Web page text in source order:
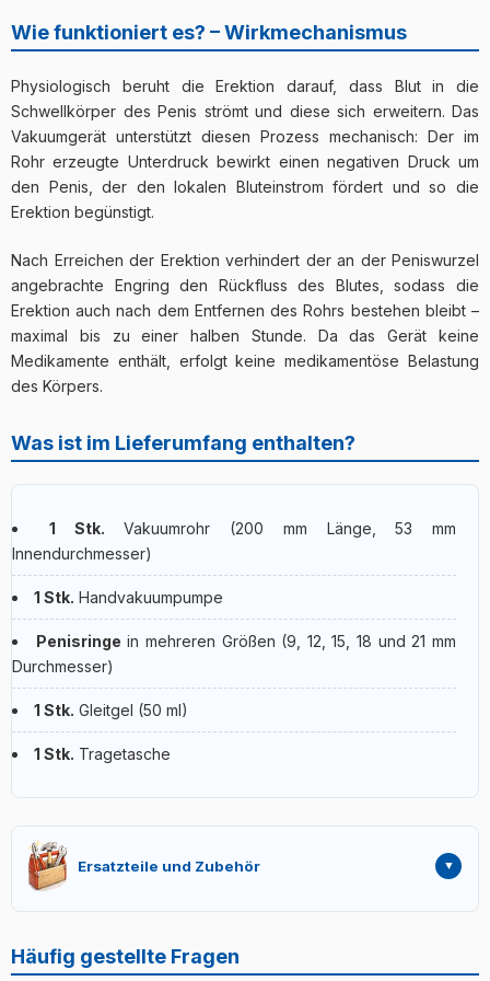
Wie funktioniert es? – Wirkmechanismus
Physiologisch beruht die Erektion darauf, dass Blut in die
Schwellkörper des Penis strömt und diese sich erweitern. Das
Vakuumgerät unterstützt diesen Prozess mechanisch: Der im
Rohr erzeugte Unterdruck bewirkt einen negativen Druck um
den Penis, der den lokalen Bluteinstrom fördert und so die
Erektion begünstigt.
Nach Erreichen der Erektion verhindert der an der Peniswurzel
angebrachte Engring den Rückfluss des Blutes, sodass die
Erektion auch nach dem Entfernen des Rohrs bestehen bleibt –
maximal bis zu einer halben Stunde. Da das Gerät keine
Medikamente enthält, erfolgt keine medikamentöse Belastung
des Körpers.
Was ist im Lieferumfang enthalten?
1 Stk. Vakuumrohr (200 mm Länge, 53 mm
Innendurchmesser)
1 Stk. Handvakuumpumpe
Penisringe in mehreren Größen (9, 12, 15, 18 und 21 mm
Durchmesser)
1 Stk. Gleitgel (50 ml)
1 Stk. Tragetasche
Ersatzteile und Zubehör
unterschiedlich großen Engringe – sind auch nach Jahren
separat nachbestellbar. Das Gleitgel ist als
Häufig gestellte Fragen